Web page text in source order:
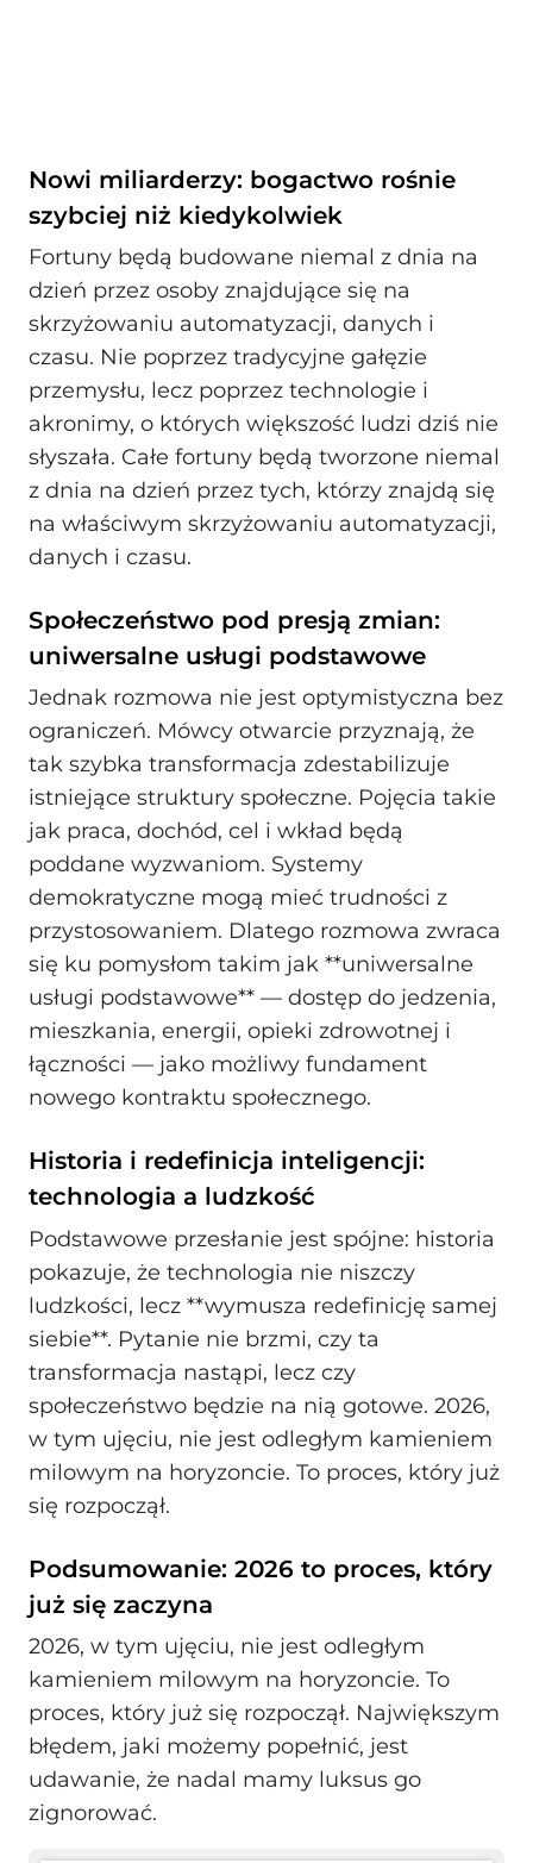
Nowi miliarderzy: bogactwo rośnie
szybciej niż kiedykolwiek
Fortuny będą budowane niemal z dnia na
dzień przez osoby znajdujące się na
skrzyżowaniu automatyzacji, danych i
czasu. Nie poprzez tradycyjne gałęzie
przemysłu, lecz poprzez technologie i
akronimy, o których większość ludzi dziś nie
słyszała. Całe fortuny będą tworzone niemal
z dnia na dzień przez tych, którzy znajdą się
na właściwym skrzyżowaniu automatyzacji,
danych i czasu.
Społeczeństwo pod presją zmian:
uniwersalne usługi podstawowe
Jednak rozmowa nie jest optymistyczna bez
ograniczeń. Mówcy otwarcie przyznają, że
tak szybka transformacja zdestabilizuje
istniejące struktury społeczne. Pojęcia takie
jak praca, dochód, cel i wkład będą
poddane wyzwaniom. Systemy
demokratyczne mogą mieć trudności z
przystosowaniem. Dlatego rozmowa zwraca
się ku pomysłom takim jak **uniwersalne
usługi podstawowe** — dostęp do jedzenia,
mieszkania, energii, opieki zdrowotnej i
łączności — jako możliwy fundament
nowego kontraktu społecznego.
Historia i redefinicja inteligencji:
technologia a ludzkość
Podstawowe przesłanie jest spójne: historia
pokazuje, że technologia nie niszczy
ludzkości, lecz **wymusza redefinicję samej
siebie**. Pytanie nie brzmi, czy ta
transformacja nastąpi, lecz czy
społeczeństwo będzie na nią gotowe. 2026,
w tym ujęciu, nie jest odległym kamieniem
milowym na horyzoncie. To proces, który już
się rozpoczął.
Podsumowanie: 2026 to proces, który
już się zaczyna
2026, w tym ujęciu, nie jest odległym
kamieniem milowym na horyzoncie. To
proces, który już się rozpoczął. Największym
błędem, jaki możemy popełnić, jest
udawanie, że nadal mamy luksus go
zignorować.